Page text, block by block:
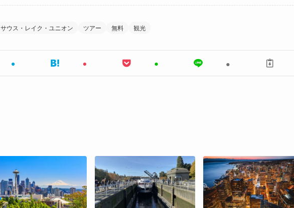
サウス・レイク・ユニオン ツアー 無料 観光